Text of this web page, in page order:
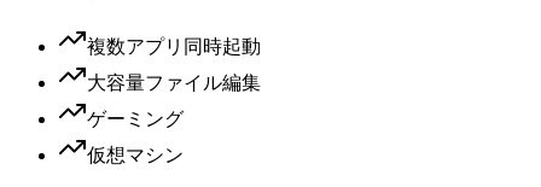
複数アプリ同時起動
大容量ファイル編集
ゲーミング
仮想マシン